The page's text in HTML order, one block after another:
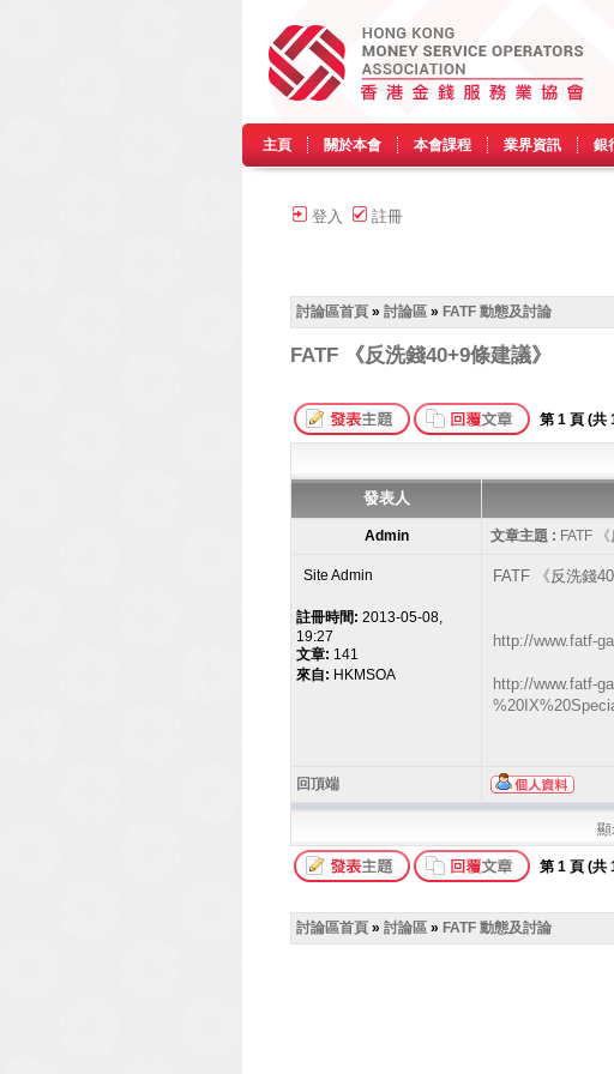
主頁 關於本會 本會課程 業界資訊 銀
登入 註冊
討論區首頁 » 討論區 » FATF 動態及討論
FATF 《反洗錢40+9條建議》
第 1 頁 (共
發表人
Admin 文章主題 : FATF
Site Admin
註冊時間: 2013-05-08,
19:27
文章: 141
來自: HKMSOA
FATF 《反洗錢
http://www.fatf-
http://www.fatf-
回頂端
顯
第 1 頁 (共
討論區首頁 » 討論區 » FATF 動態及討論